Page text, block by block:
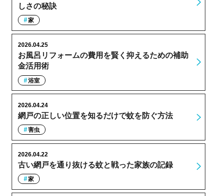
しさの秘訣
家
お風呂リフォームの費用を賢く抑えるための補助
金活用術
2026.04.25
浴室
網戸の正しい位置を知るだけで蚊を防ぐ方法
2026.04.24
害虫
古い網戸を通り抜ける蚊と戦った家族の記録
2026.04.22
家